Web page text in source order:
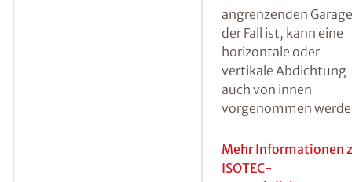
Injektionsverfahren.
Hierbei werden in
ersten Schritt
erstellt, der
Injektionsbereich mit
Heizstäben
ISOTEC-
injiziert.